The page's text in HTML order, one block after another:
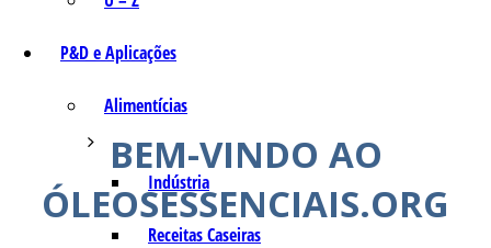
P&D e Aplicações
Alimentícias
Indústria
Receitas Caseiras
BEM-VINDO AO
ÓLEOSESSENCIAIS.ORG